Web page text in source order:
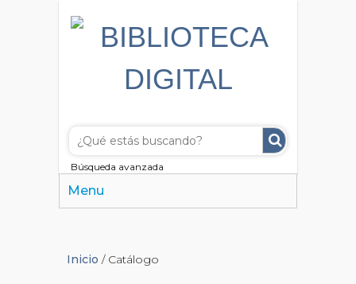
Búsqueda avanzada
Menu
Inicio / Catálogo